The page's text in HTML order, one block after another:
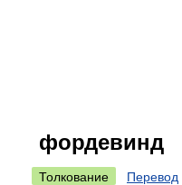
фордевинд
Толкование Перевод